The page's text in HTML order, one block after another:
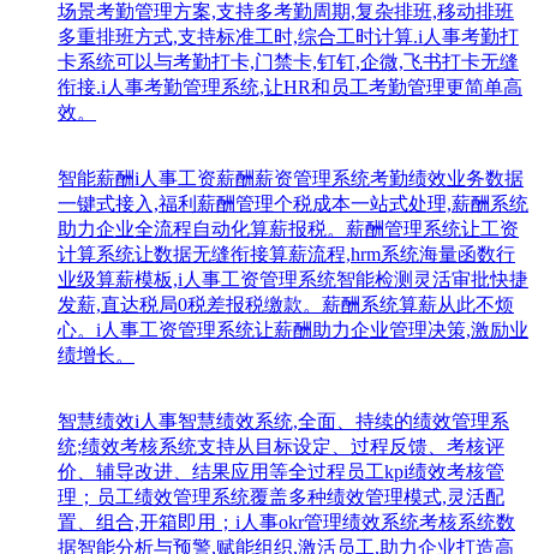
场景考勤管理方案,支持多考勤周期,复杂排班,移动排班
多重排班方式,支持标准工时,综合工时计算.i人事考勤打
卡系统可以与考勤打卡,门禁卡,钉钉,企微,飞书打卡无缝
衔接.i人事考勤管理系统,让HR和员工考勤管理更简单高
效。
智能薪酬i人事工资薪酬薪资管理系统考勤绩效业务数据
一键式接入,福利薪酬管理个税成本一站式处理,薪酬系统
助力企业全流程自动化算薪报税。薪酬管理系统让工资
计算系统让数据无缝衔接算薪流程,hrm系统海量函数行
业级算薪模板,i人事工资管理系统智能检测灵活审批快捷
发薪,直达税局0税差报税缴款。薪酬系统算薪从此不烦
心。i人事工资管理系统让薪酬助力企业管理决策,激励业
绩增长。
智慧绩效i人事智慧绩效系统,全面、持续的绩效管理系
统;绩效考核系统支持从目标设定、过程反馈、考核评
价、辅导改进、结果应用等全过程员工kpi绩效考核管
理；员工绩效管理系统覆盖多种绩效管理模式,灵活配
置、组合,开箱即用；i人事okr管理绩效系统考核系统数
据智能分析与预警,赋能组织,激活员工,助力企业打造高